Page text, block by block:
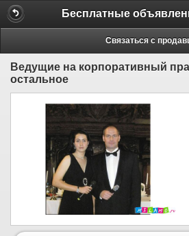
Связаться с
Ведущие на корпоративный
остальное